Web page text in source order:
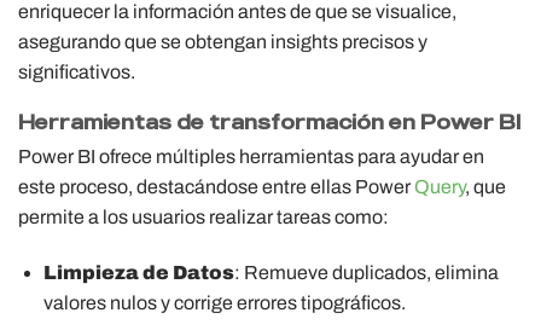
enriquecer la información antes de que se visualice,
asegurando que se obtengan insights precisos y
significativos.
Herramientas de transformación en Power BI
Power BI ofrece múltiples herramientas para ayudar en
este proceso, destacándose entre ellas PowerQuery, que
permite a los usuarios realizar tareas como:
Limpieza de Datos: Remueve duplicados, elimina
valores nulos y corrige errores tipográficos.